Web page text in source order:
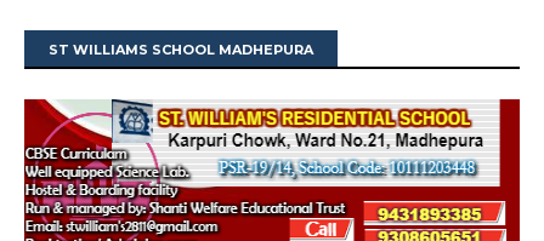
ST WILLIAMS SCHOOL MADHEPURA